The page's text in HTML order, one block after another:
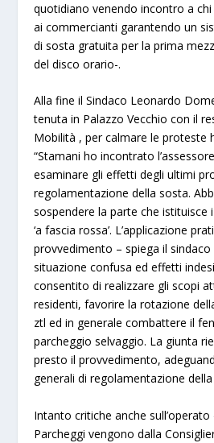
quotidiano venendo incontro a
ai commercianti garantendo un
di sosta gratuita per la prima
del disco orario-.
Alla fine il Sindaco Leonardo
tenuta in Palazzo Vecchio con il
Mobilità , per calmare le proteste
“Stamani ho incontrato
esaminare gli effetti degli ultimi
regolamentazione della sosta.
sospendere la parte che istituisce
‘a fascia rossa’. L’applicazione
provvedimento – spiega il
situazione confusa ed effetti
consentito di realizzare gli scopi
residenti, favorire la rotazione
ztl ed in generale combattere il
parcheggio selvaggio. La giunta
presto il provvedimento,
generali di regolamentazione della
Intanto critiche anche sull’operato
Parcheggi vengono dalla